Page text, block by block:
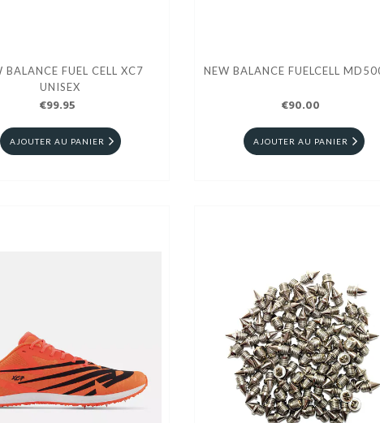
BALANCE FUEL CELL XC7
UNISEX
€99.95
AJOUTER AU PANIER
NEW BALANCE FUELCELL
€90.00
AJOUTER AU PANIER